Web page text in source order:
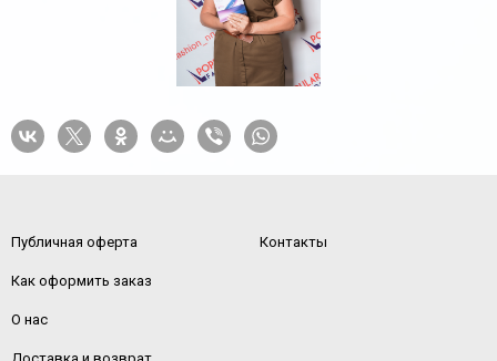
Публичная оферта
Как оформить заказ
О нас
Контакты